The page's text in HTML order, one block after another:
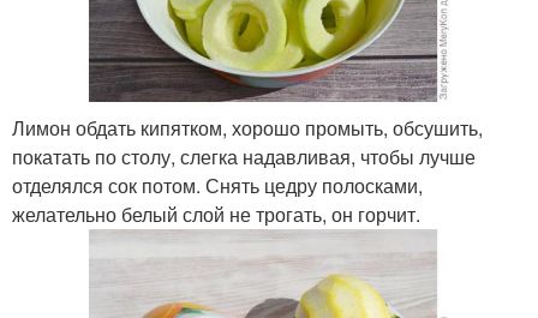
Лимон обдать кипятком, хорошо промыть, обсушить,
покатать по столу, слегка надавливая, чтобы лучше
отделялся сок потом. Снять цедру полосками,
желательно белый слой не трогать, он горчит.